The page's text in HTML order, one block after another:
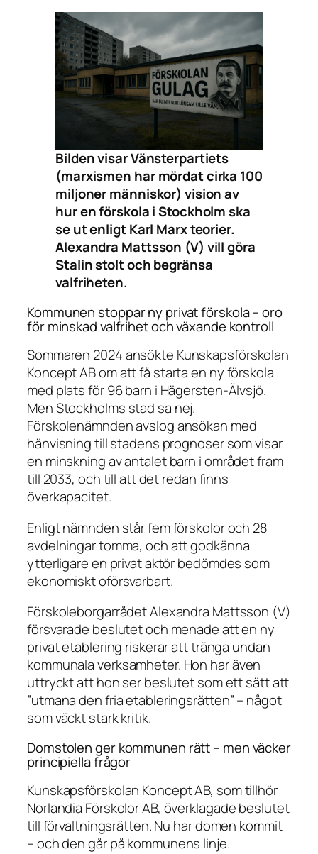
Bilden visar Vänsterpartiets
(marxismen har mördat cirka 100
miljoner människor) vision av
hur en förskola i Stockholm ska
se ut enligt Karl Marx teorier.
Alexandra Mattsson (V) vill göra
Stalin stolt och begränsa
valfriheten.
Kommunen stoppar ny privat förskola – oro
för minskad valfrihet och växande kontroll
Sommaren 2024 ansökte Kunskapsförskolan
Koncept AB om att få starta en ny förskola
med plats för 96 barn i Hägersten-Älvsjö.
Men Stockholms stad sa nej.
Förskolenämnden avslog ansökan med
hänvisning till stadens prognoser som visar
en minskning av antalet barn i området fram
till 2033, och till att det redan finns
överkapacitet.
Enligt nämnden står fem förskolor och 28
avdelningar tomma, och att godkänna
ytterligare en privat aktör bedömdes som
ekonomiskt oförsvarbart.
Förskoleborgarrådet Alexandra Mattsson (V)
försvarade beslutet och menade att en ny
privat etablering riskerar att tränga undan
kommunala verksamheter. Hon har även
uttryckt att hon ser beslutet som ett sätt att
”utmana den fria etableringsrätten” – något
som väckt stark kritik.
Domstolen ger kommunen rätt – men väcker
principiella frågor
Kunskapsförskolan Koncept AB, som tillhör
Norlandia Förskolor AB, överklagade beslutet
till förvaltningsrätten. Nu har domen kommit
– och den går på kommunens linje.